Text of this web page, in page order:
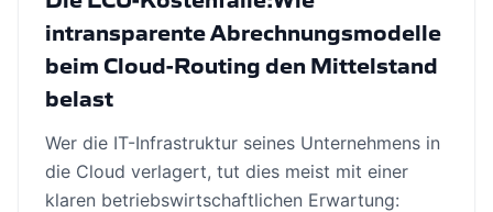
intransparente Abrechnungsmodelle
beim Cloud-Routing den Mittelstand
belast
Wer die IT-Infrastruktur seines Unternehmens in
die Cloud verlagert, tut dies meist mit einer
klaren betriebswirtschaftlichen Erwartung: